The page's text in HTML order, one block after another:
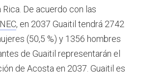
De acuerdo con las
, en 2037 Guaitil tendrá 2742
(50,5 %) y 1356 hombres
de Guaitil representarán el
de Acosta en 2037. Guaitil es